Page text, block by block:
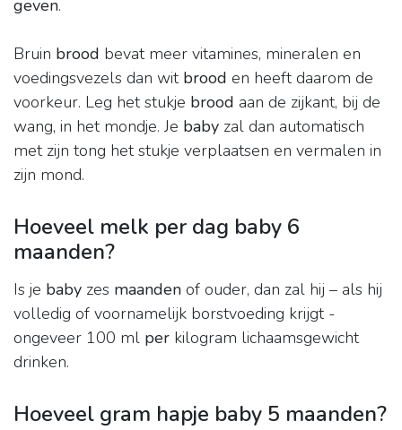
geven.
Bruin brood bevat meer vitamines, mineralen en
voedingsvezels dan wit brood en heeft daarom de
voorkeur. Leg het stukje brood aan de zijkant, bij de
wang, in het mondje. Je baby zal dan automatisch
met zijn tong het stukje verplaatsen en vermalen in
zijn mond.
Hoeveel melk per dag baby 6
maanden?
Is je baby zes maanden of ouder, dan zal hij – als hij
volledig of voornamelijk borstvoeding krijgt -
ongeveer 100 ml per kilogram lichaamsgewicht
drinken.
Hoeveel gram hapje baby 5 maanden?